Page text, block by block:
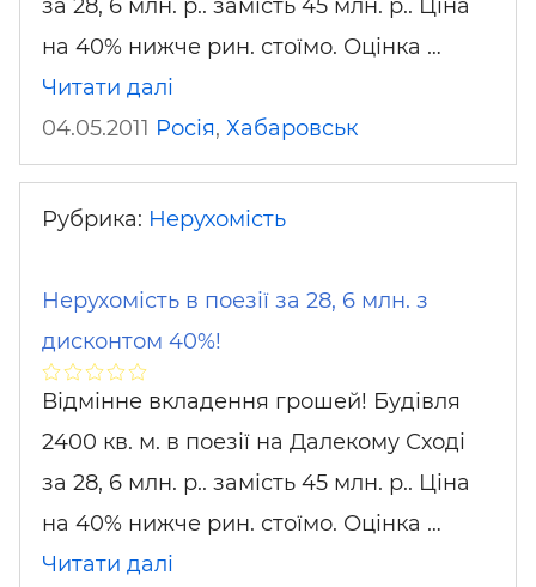
за 28, 6 млн. р.. замість 45 млн. р.. Ціна
на 40% нижче рин. стоїмо. Оцінка …
Читати далі
04.05.2011 Росія, Хабаровськ
Рубрика: Нерухомість
Нерухомість в поезії за 28, 6 млн. з
дисконтом 40%!
Відмінне вкладення грошей! Будівля
2400 кв. м. в поезії на Далекому Сході
за 28, 6 млн. р.. замість 45 млн. р.. Ціна
на 40% нижче рин. стоїмо. Оцінка …
Читати далі